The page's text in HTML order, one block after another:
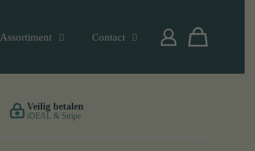
Assortiment Contact
Veilig betalen
iDEAL & Stripe